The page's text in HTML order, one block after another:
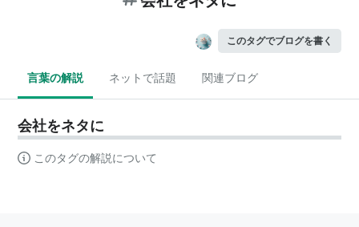
このタグでブログを書く
言葉の解説 ネットで話題 関連ブログ
会社をネタに
このタグの解説について